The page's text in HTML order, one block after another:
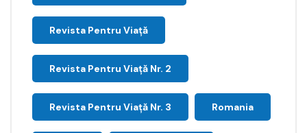
Revista Pentru Viață
Revista Pentru Viață Nr. 2
Revista Pentru Viață Nr. 3 Romania